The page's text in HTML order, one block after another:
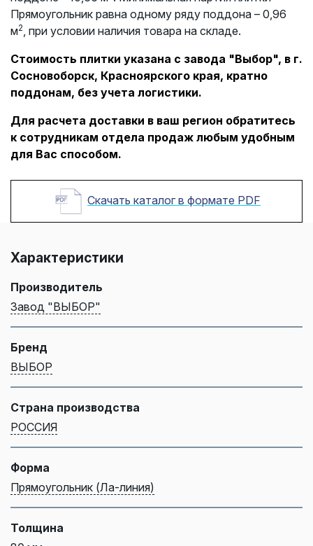
Прямоугольник равна одному ряду поддона – 0,96
м2 , при условии наличия товара на складе.
Стоимость плитки указана с завода "Выбор", в г.
Сосновоборск, Красноярского края, кратно
поддонам, без учета логистики.
Для расчета доставки в ваш регион обратитесь
к сотрудникам отдела продаж любым удобным
для Вас способом.
Скачать каталог в формате PDF
Характеристики
Производитель
Завод "ВЫБОР"
Бренд
ВЫБОР
Страна производства
РОССИЯ
Форма
Прямоугольник (Ла-линия)
Толщина